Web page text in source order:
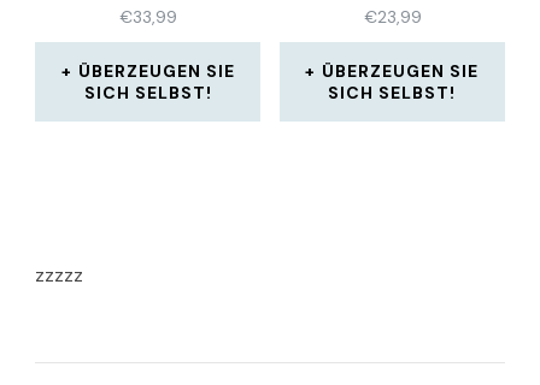
€33,99
ÜBERZEUGEN SIE
SICH SELBST!
€23,99
ÜBERZEUGEN SIE
SICH SELBST!
zzzzz